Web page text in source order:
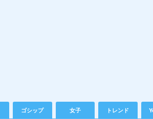
ゴシップ 女子 トレンド